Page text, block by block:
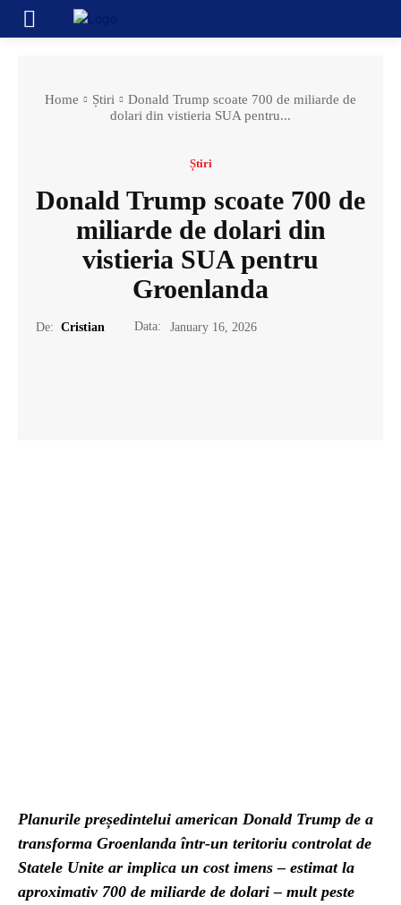
Home Știri
Donald Trump scoate 700 de miliarde de
dolari din vistieria SUA pentru...
Știri
Donald Trump scoate 700 de
miliarde de dolari din
vistieria SUA pentru
Groenlanda
De: Cristian Data: January 16, 2026
Planurile președintelui american Donald Trump de a
transforma Groenlanda într-un teritoriu controlat de
Statele Unite ar implica un cost imens – estimat la
aproximativ 700 de miliarde de dolari – mult peste